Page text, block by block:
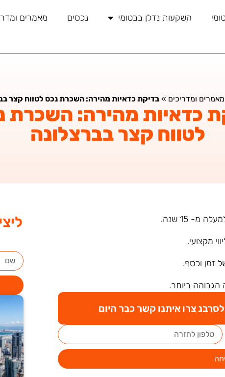
השקעות נדלן בבטומי נכסים מאמרים
מאמרים ומדריכים » בדיקת כדאיות מהירה: השכרת נכס לטווח קצר
כדאיות מהירה: השכרת
לטווח קצר בברצלונה
מ- 15 שנה.
מקצועי.
זמן וכסף.
הגבוהה ביותר.
צרו איתנו קשר כבר היום